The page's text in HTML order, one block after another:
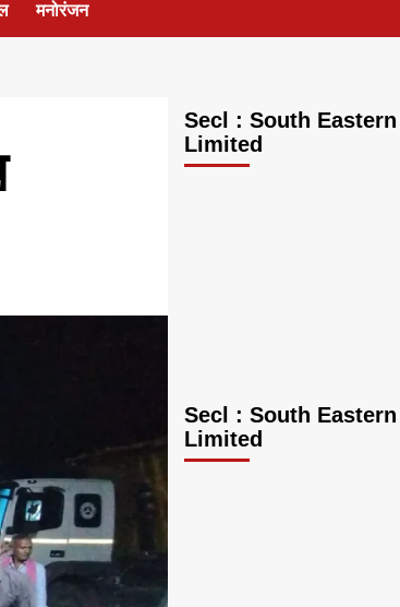
मनोरंजन
Secl : South
Limited
Secl : South
Limited